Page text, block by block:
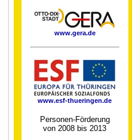
www.gera.de
www.esf-thueringen.de
Personen-Förderung
von 2008 bis 2013